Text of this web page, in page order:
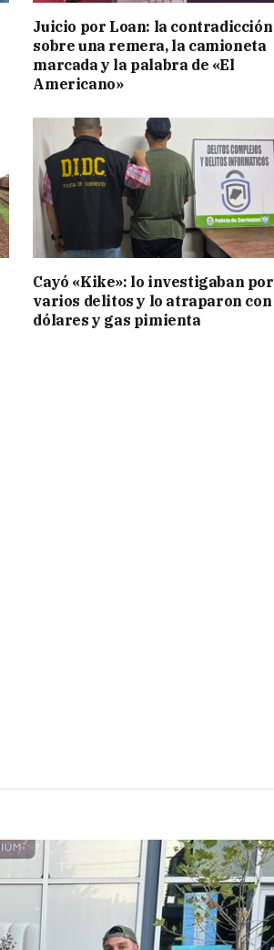
Juicio por Loan: la contradicción
sobre una remera, la camioneta
marcada y la palabra de «El
Americano»
Cayó «Kike»: lo investigaban por
varios delitos y lo atraparon con
dólares y gas pimienta